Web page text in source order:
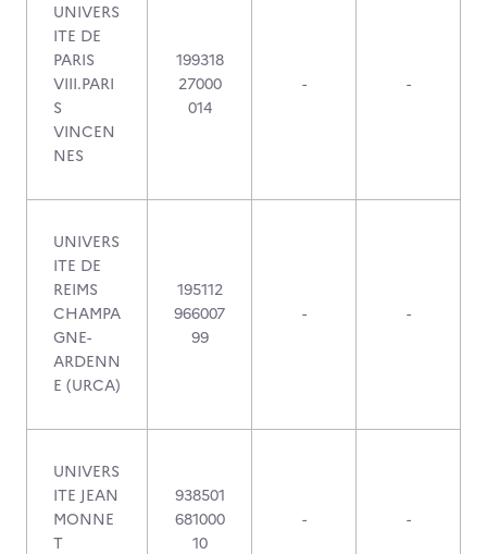
UNIVERS
ITE DE
PARIS
VIII.PARI
S
VINCEN
NES
199318
27000
014
- -
UNIVERS
ITE DE
REIMS
CHAMPA
GNE-
ARDENN
E (URCA)
195112
966007
99
- -
UNIVERS
ITE JEAN
MONNE
T
938501
681000
10
- -